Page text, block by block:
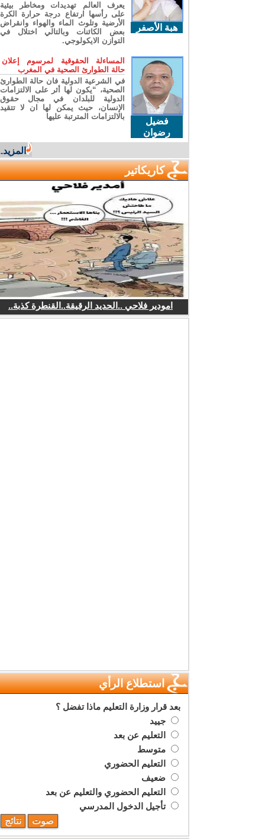
هبة الأصفر
يعرف العالم تهديدات ومخاطر بيئية
على رأسها ارتفاع درجة حرارة الكرة
الأرضية وتلوث الماء والهواء وانقراض
بعض الكائنات وبالتالي اختلال في
التوازن الايكولوجي.
فضيل
رضوان
المساءلة الحقوقية لمرسوم إعلان
حالة الطوارئ الصحية في المغرب
في الشرعية الدولية فان حالة الطوارئ
الصحية، “يكون لها أثر على الالتزامات
الدولية للبلدان في مجال حقوق
الإنسان، حيث يمكن لها ان لا تتقيد
بالالتزامات المترتبة عليها
المزيد...
كاريكاتير
امودير فلاحي ..الحديد الرقيقة..القنطرة كذبة..
استطلاع الرأي
بعد قرار وزارة التعليم ماذا تفضل ؟
جييد
التعليم عن بعد
متوسط
التعليم الحضوري
ضعيف
التعليم الحضوري والتعليم عن بعد
تأجيل الدخول المدرسي